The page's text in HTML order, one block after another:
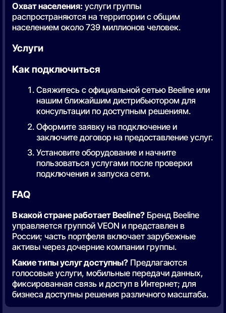
Охват населения: услуги группы
распространяются на территории с общим
населением около 739 миллионов человек.
Услуги
Как подключиться
Свяжитесь с официальной сетью Beeline или
нашим ближайшим дистрибьютором для
консультации по доступным решениям.
Оформите заявку на подключение и
заключите договор на предоставление услуг.
Установите оборудование и начните
пользоваться услугами после проверки
подключения и запуска сети.
FAQ
В какой стране работает Beeline?Бренд Beeline
управляется группой VEON и представлен в
России; часть портфеля включает зарубежные
активы через дочерние компании группы.
Какие типы услуг доступны?Предлагаются
голосовые услуги, мобильные передачи данных,
фикcированная связь и доступ в Интернет; для
бизнеса доступны решения различного масштаба.